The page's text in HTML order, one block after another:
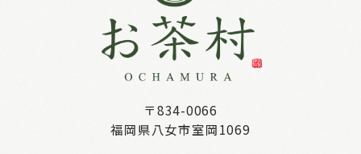
〒834-0066
福岡県八女市室岡1069